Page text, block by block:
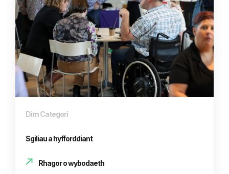
Dim Categori
Sgiliau a hyfforddiant
Rhagor o wybodaeth